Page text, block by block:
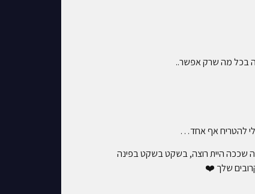
בכל מה שרק אפשר..
להטריח אף אחד…
שככה היית רוצה, בשקט בשקט בפינה
שלך ❤️